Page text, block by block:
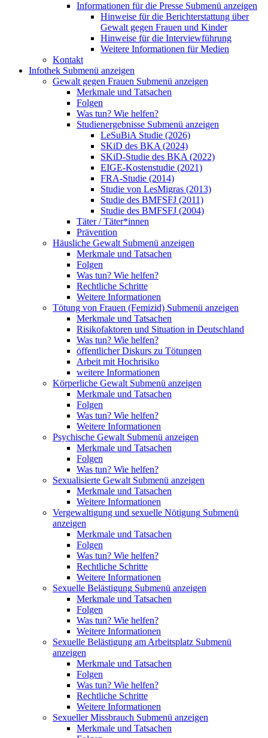
Informationen für die Presse Submenü anzeigen
Hinweise für die Berichterstattung über
Gewalt gegen Frauen und Kinder
Hinweise für die Interviewführung
Weitere Informationen für Medien
Kontakt
Infothek Submenü anzeigen
Gewalt gegen Frauen Submenü anzeigen
Merkmale und Tatsachen
Folgen
Was tun? Wie helfen?
Studienergebnisse Submenü anzeigen
LeSuBiA Studie (2026)
SKiD des BKA (2024)
SKiD-Studie des BKA (2022)
EIGE-Kostenstudie (2021)
FRA-Studie (2014)
Studie von LesMigras (2013)
Studie des BMFSFJ (2011)
Studie des BMFSFJ (2004)
Täter / Täter*innen
Prävention
Häusliche Gewalt Submenü anzeigen
Merkmale und Tatsachen
Folgen
Was tun? Wie helfen?
Rechtliche Schritte
Weitere Informationen
Tötung von Frauen (Femizid) Submenü anzeigen
Merkmale und Tatsachen
Risikofaktoren und Situation in Deutschland
Was tun? Wie helfen?
öffentlicher Diskurs zu Tötungen
Arbeit mit Hochrisiko
weitere Informationen
Körperliche Gewalt Submenü anzeigen
Merkmale und Tatsachen
Folgen
Was tun? Wie helfen?
Weitere Informationen
Psychische Gewalt Submenü anzeigen
Merkmale und Tatsachen
Folgen
Was tun? Wie helfen?
Sexualisierte Gewalt Submenü anzeigen
Merkmale und Tatsachen
Weitere Informationen
Vergewaltigung und sexuelle Nötigung Submenü
anzeigen
Merkmale und Tatsachen
Folgen
Was tun? Wie helfen?
Rechtliche Schritte
Weitere Informationen
Sexuelle Belästigung Submenü anzeigen
Merkmale und Tatsachen
Folgen
Was tun? Wie helfen?
Weitere Informationen
Sexuelle Belästigung am Arbeitsplatz Submenü
anzeigen
Merkmale und Tatsachen
Folgen
Was tun? Wie helfen?
Rechtliche Schritte
Weitere Informationen
Sexueller Missbrauch Submenü anzeigen
Merkmale und Tatsachen